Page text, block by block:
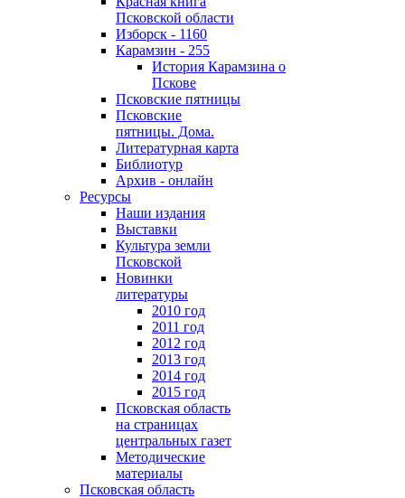
Псковской области
Изборск - 1160
Карамзин - 255
История Карамзина о
Пскове
Псковские пятницы
Псковские
пятницы. Дома.
Литературная карта
Библиотур
Архив - онлайн
Ресурсы
Наши издания
Выставки
Культура земли
Псковской
Новинки
литературы
2010 год
2011 год
2012 год
2013 год
2014 год
2015 год
Псковская область
на страницах
центральных газет
Методические
материалы
Псковская область